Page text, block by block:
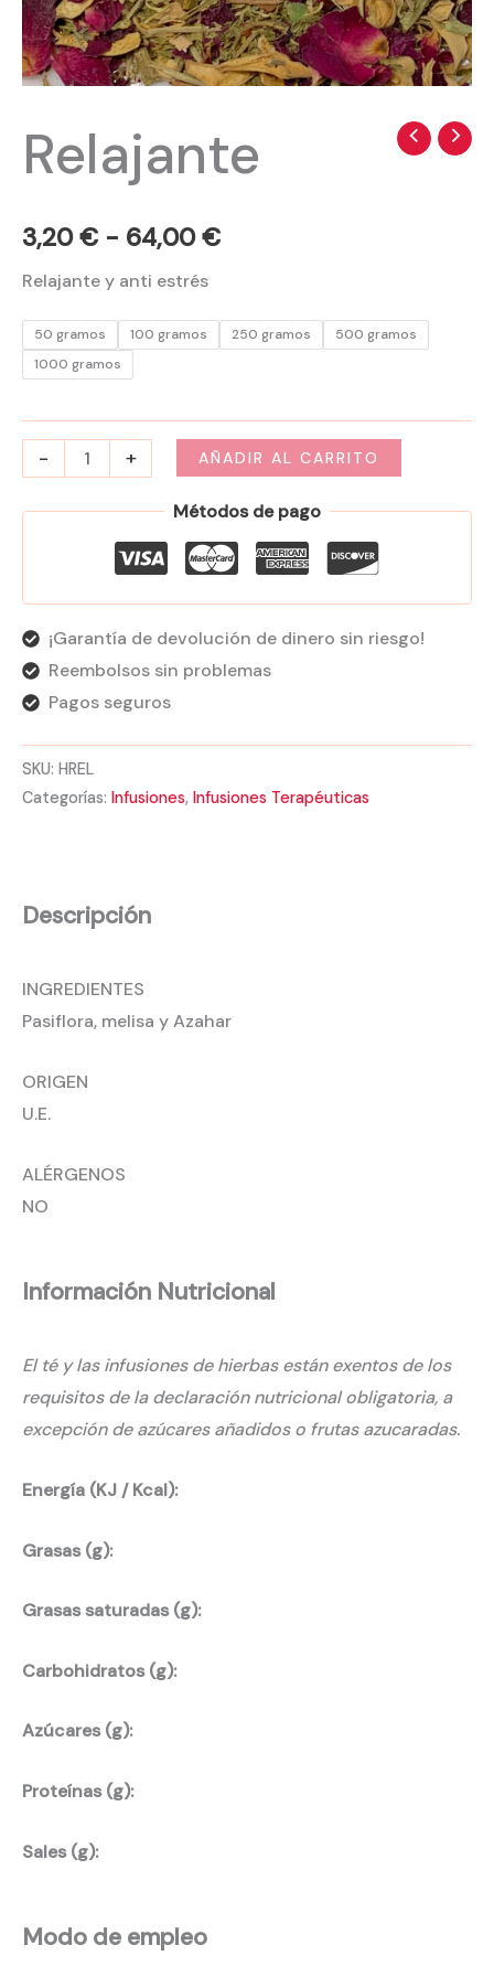
Relajante
3,20€ - 64,00€
Rango
precios:
3,20 €
64,00 €
Relajante y anti estrés
50 gramos 100 gramos 250 gramos
500 gramos
1000 gramos
-
Relajante
cantidad
+ AÑADIR AL CARRITO
Métodos de pago
¡Garantía de devolución de dinero sin riesgo!
Reembolsos sin problemas
Pagos seguros
SKU: HREL
Categorías: Infusiones, Infusiones Terapéuticas
Descripción
INGREDIENTES
Pasiflora, melisa y Azahar
ORIGEN
U.E.
ALÉRGENOS
NO
Información Nutricional
El té y las infusiones de hierbas están exentos de los
requisitos de la declaración nutricional obligatoria, a
excepción de azúcares añadidos o frutas azucaradas.
Energía (KJ / Kcal):
Grasas (g):
Grasas saturadas (g):
Carbohidratos (g):
Azúcares (g):
Proteínas (g):
Sales (g):
Modo de empleo